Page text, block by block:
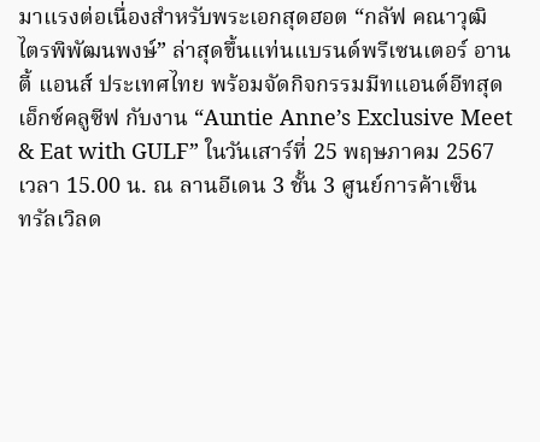
มาแรงต่อเนื่องสำหรับพระเอกสุดฮอต “กลัฟ คณาวุฒิ
ไตรพิพัฒนพงษ์” ล่าสุดขึ้นแท่นแบรนด์พรีเซนเตอร์ อาน
ตี้ แอนส์ ประเทศไทย พร้อมจัดกิจกรรมมีทแอนด์อีทสุด
เอ็กซ์คลูซีฟ กับงาน “Auntie Anne’s Exclusive Meet
& Eat with GULF” ในวันเสาร์ที่ 25 พฤษภาคม 2567
เวลา 15.00 น. ณ ลานอีเดน 3 ชั้น 3 ศูนย์การค้าเซ็น
ทรัลเวิลด